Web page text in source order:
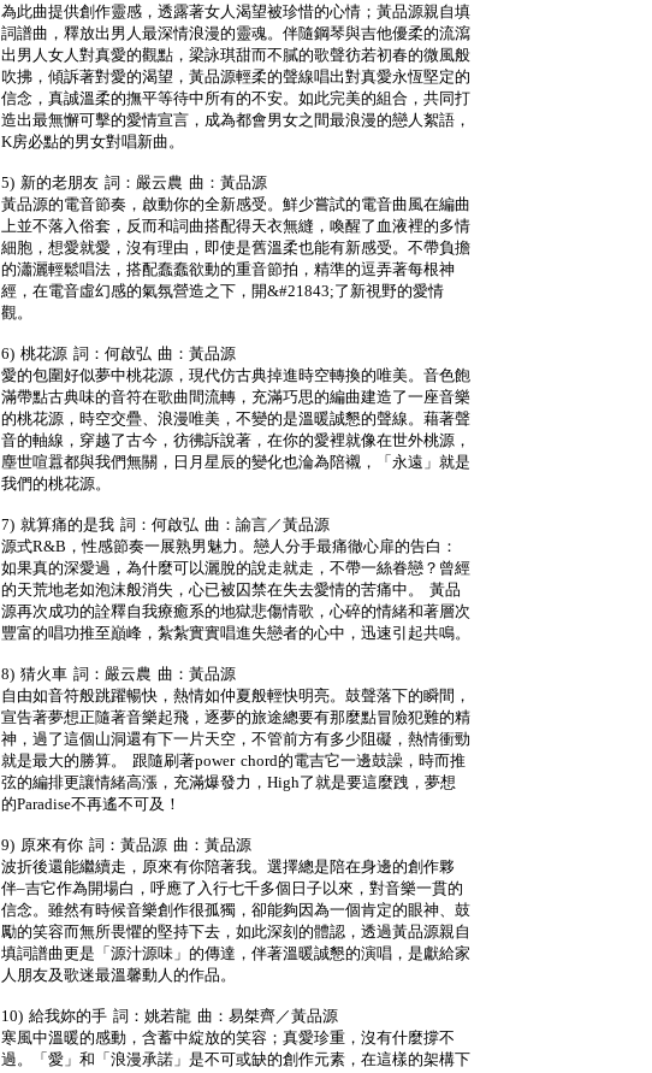
為此曲提供創作靈感，透露著女人渴望被珍惜的心情；黃品源親自填
詞譜曲，釋放出男人最深情浪漫的靈魂。伴隨鋼琴與吉他優柔的流瀉
出男人女人對真愛的觀點，梁詠琪甜而不膩的歌聲彷若初春的微風般
吹拂，傾訴著對愛的渴望，黃品源輕柔的聲線唱出對真愛永恆堅定的
信念，真誠溫柔的撫平等待中所有的不安。如此完美的組合，共同打
造出最無懈可擊的愛情宣言，成為都會男女之間最浪漫的戀人絮語，
K房必點的男女對唱新曲。
5) 新的老朋友 詞：嚴云農 曲：黃品源
黃品源的電音節奏，啟動你的全新感受。鮮少嘗試的電音曲風在編曲
上並不落入俗套，反而和詞曲搭配得天衣無縫，喚醒了血液裡的多情
細胞，想愛就愛，沒有理由，即使是舊溫柔也能有新感受。不帶負擔
的瀟灑輕鬆唱法，搭配蠢蠢欲動的重音節拍，精準的逗弄著每根神
經，在電音虛幻感的氣氛營造之下，開&#21843;了新視野的愛情
觀。
6) 桃花源 詞：何啟弘 曲：黃品源
愛的包圍好似夢中桃花源，現代仿古典掉進時空轉換的唯美。音色飽
滿帶點古典味的音符在歌曲間流轉，充滿巧思的編曲建造了一座音樂
的桃花源，時空交疊、浪漫唯美，不變的是溫暖誠懇的聲線。藉著聲
音的軸線，穿越了古今，彷彿訴說著，在你的愛裡就像在世外桃源，
塵世喧囂都與我們無關，日月星辰的變化也淪為陪襯，「永遠」就是
我們的桃花源。
7) 就算痛的是我 詞：何啟弘 曲：諭言／黃品源
源式R&B，性感節奏一展熟男魅力。戀人分手最痛徹心扉的告白：
如果真的深愛過，為什麼可以灑脫的說走就走，不帶一絲眷戀？曾經
的天荒地老如泡沫般消失，心已被囚禁在失去愛情的苦痛中。 黃品
源再次成功的詮釋自我療癒系的地獄悲傷情歌，心碎的情緒和著層次
豐富的唱功推至巔峰，紮紮實實唱進失戀者的心中，迅速引起共鳴。
8) 猜火車 詞：嚴云農 曲：黃品源
自由如音符般跳躍暢快，熱情如仲夏般輕快明亮。鼓聲落下的瞬間，
宣告著夢想正隨著音樂起飛，逐夢的旅途總要有那麼點冒險犯難的精
神，過了這個山洞還有下一片天空，不管前方有多少阻礙，熱情衝勁
就是最大的勝算。 跟隨刷著power chord的電吉它一邊鼓譟，時而推
弦的編排更讓情緒高漲，充滿爆發力，High了就是要這麼跩，夢想
的Paradise不再遙不可及！
9) 原來有你 詞：黃品源 曲：黃品源
波折後還能繼續走，原來有你陪著我。選擇總是陪在身邊的創作夥
伴–吉它作為開場白，呼應了入行七千多個日子以來，對音樂一貫的
信念。雖然有時候音樂創作很孤獨，卻能夠因為一個肯定的眼神、鼓
勵的笑容而無所畏懼的堅持下去，如此深刻的體認，透過黃品源親自
填詞譜曲更是「源汁源味」的傳達，伴著溫暖誠懇的演唱，是獻給家
人朋友及歌迷最溫馨動人的作品。
10) 給我妳的手 詞：姚若龍 曲：易桀齊／黃品源
寒風中溫暖的感動，含蓄中綻放的笑容；真愛珍重，沒有什麼撐不
過。「愛」和「浪漫承諾」是不可或缺的創作元素，在這樣的架構下